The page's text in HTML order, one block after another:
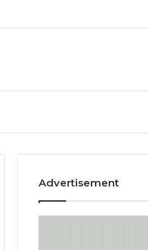
Advertisement